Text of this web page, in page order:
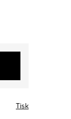
Tisk